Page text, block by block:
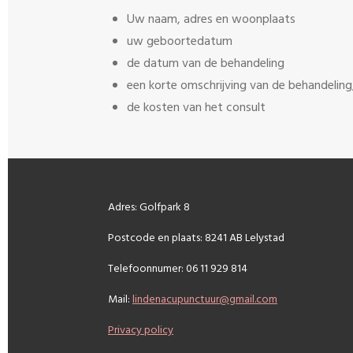
Uw naam, adres en woonplaats
uw geboortedatum
de datum van de behandeling
een korte omschrijving van de
de kosten van het consult
Adres: Golfpark 8
Postcode en plaats: 8241 AB Lelystad
Telefoonnumer: 06 11 929 814
Mail:lindenacupunctuur@gmail.com
Privacy policy